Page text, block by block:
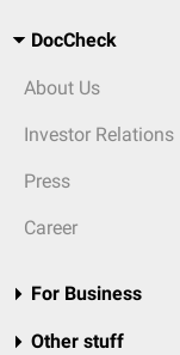
DocCheck
About Us
Investor Relations
Press
Career
For Business
Other stuff